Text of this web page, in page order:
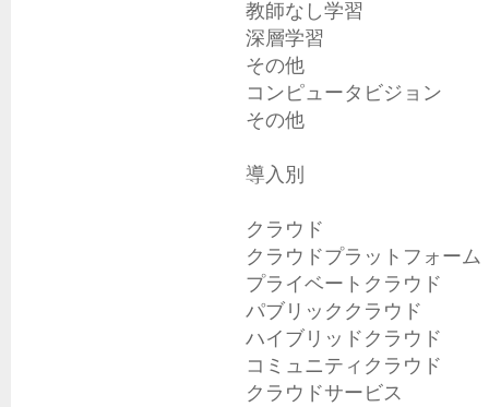
教師なし学習
深層学習
その他
コンピュータビジョン
その他
導入別
クラウド
クラウドプラットフォーム
プライベートクラウド
パブリッククラウド
ハイブリッドクラウド
コミュニティクラウド
クラウドサービス